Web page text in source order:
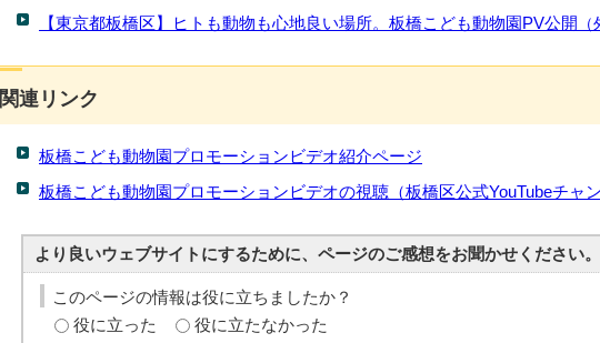
【東京都板橋区】ヒトも動物も心地良い場所。板橋こども動物園PV公開
関連リンク
板橋こども動物園プロモーションビデオ紹介ページ
板橋こども動物園プロモーションビデオの視聴（板橋区公式YouTubeチャン
より良いウェブサイトにするために、ページのご感想をお聞かせください。
このページの情報は役に立ちましたか？
役に立った
役に立たなかった